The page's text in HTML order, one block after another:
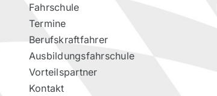
Fahrschule
Termine
Berufskraftfahrer
Ausbildungsfahrschule
Vorteilspartner
Kontakt